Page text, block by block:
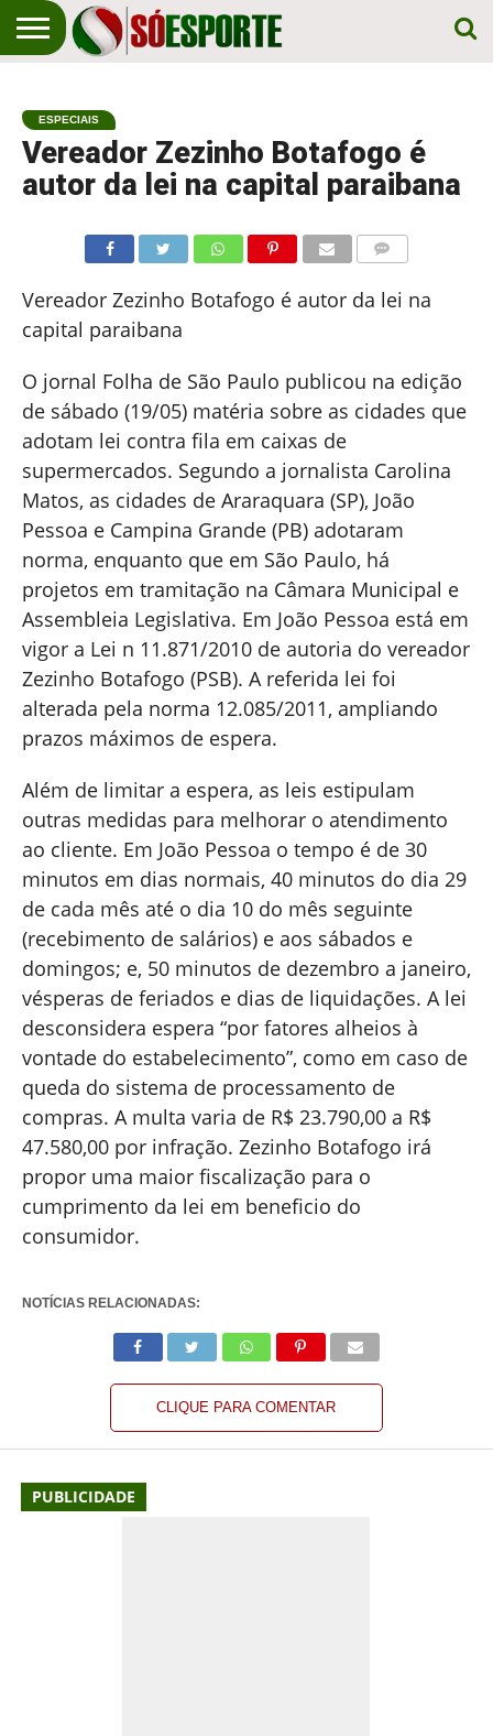
EM
PRIMEIRO
ESPORTE
ESPECIAIS
Vereador Zezinho Botafogo é
autor da lei na capital paraibana
Vereador Zezinho Botafogo é autor da lei na
capital paraibana
O jornal Folha de São Paulo publicou na edição
de sábado (19/05) matéria sobre as cidades que
adotam lei contra fila em caixas de
supermercados. Segundo a jornalista Carolina
Matos, as cidades de Araraquara (SP), João
Pessoa e Campina Grande (PB) adotaram
norma, enquanto que em São Paulo, há
projetos em tramitação na Câmara Municipal e
Assembleia Legislativa. Em João Pessoa está em
vigor a Lei n 11.871/2010 de autoria do vereador
Zezinho Botafogo (PSB). A referida lei foi
alterada pela norma 12.085/2011, ampliando
prazos máximos de espera.
Além de limitar a espera, as leis estipulam
outras medidas para melhorar o atendimento
ao cliente. Em João Pessoa o tempo é de 30
minutos em dias normais, 40 minutos do dia 29
de cada mês até o dia 10 do mês seguinte
(recebimento de salários) e aos sábados e
domingos; e, 50 minutos de dezembro a janeiro,
vésperas de feriados e dias de liquidações. A lei
desconsidera espera “por fatores alheios à
vontade do estabelecimento”, como em caso de
queda do sistema de processamento de
compras. A multa varia de R$ 23.790,00 a R$
47.580,00 por infração. Zezinho Botafogo irá
propor uma maior fiscalização para o
cumprimento da lei em beneficio do
consumidor.
NOTÍCIAS RELACIONADAS:
CLIQUE PARA COMENTAR
PUBLICIDADE